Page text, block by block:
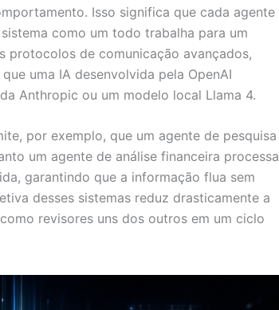
Isso significa que cada agente
como um todo trabalha para um
protocolos de comunicação avançados,
uma IA desenvolvida pela OpenAI
Anthropic ou um modelo local Llama 4.
por exemplo, que um agente de pesquisa
um agente de análise financeira processa
garantindo que a informação flua sem
desses sistemas reduz drasticamente a
revisores uns dos outros em um ciclo